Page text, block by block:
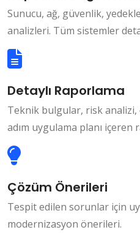
Sunucu, ağ, güvenlik,
analizleri. Tüm sistemler
Detaylı Raporlama
Teknik bulgular, risk analizi,
adım uygulama planı içeren
Çözüm Önerileri
Tespit edilen sorunlar için
modernizasyon önerileri.